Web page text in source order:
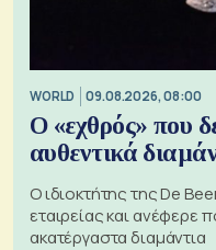
WORLD 09.08.2026, 08:00
Ο «εχθρός» που
αυθεντικά
Ο ιδιοκτήτης της De
εταιρείας και ανέφερε
ακατέργαστα διαμάντια